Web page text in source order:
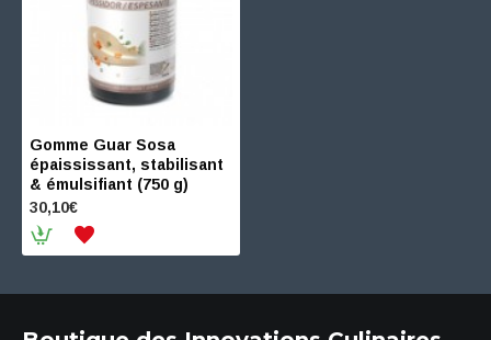
Gomme Guar Sosa
épaississant, stabilisant
& émulsifiant (750 g)
30,10€